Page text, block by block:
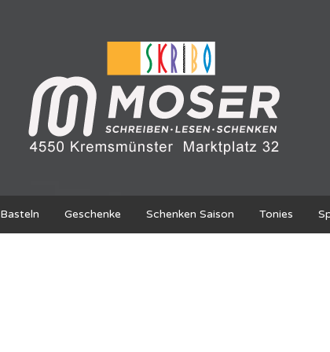
Basteln Geschenke Schenken Saison Tonies